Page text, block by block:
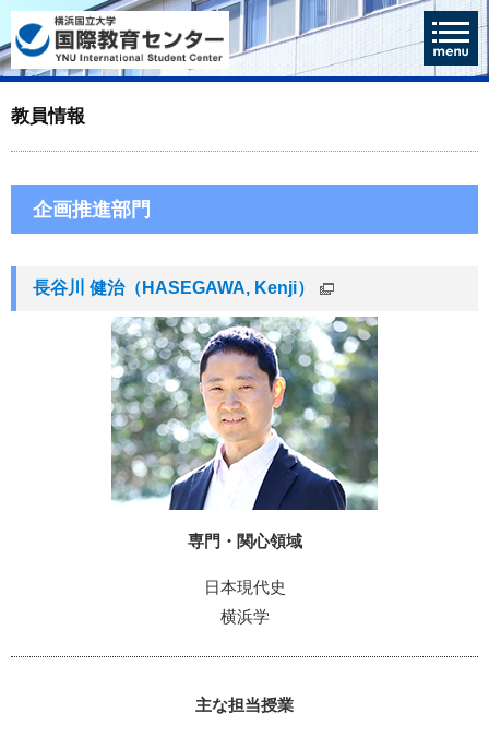
教員情報
企画推進部門
長谷川 健治（HASEGAWA, Kenji）
専門・関心領域
日本現代史
横浜学
主な担当授業